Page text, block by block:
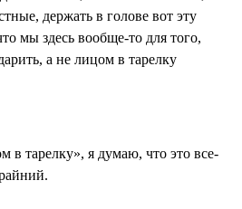
держать в голове вот эту
мы здесь вообще-то для того,
а не лицом в тарелку
тарелку», я думаю, что это все-